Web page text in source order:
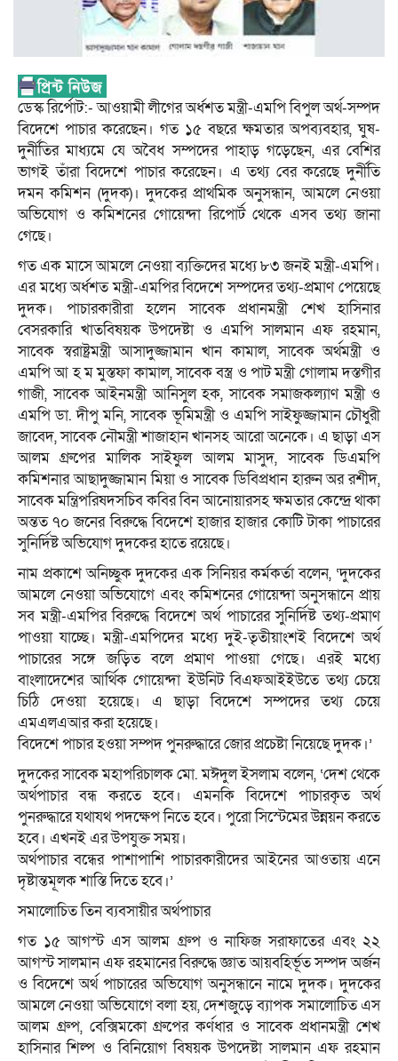
ডেস্ক রির্পোট:- আওয়ামী লীগের অর্ধশত মন্ত্রী-এমপি বিপুল অর্থ-সম্পদ
বিদেশে পাচার করেছেন। গত ১৫ বছরে ক্ষমতার অপব্যবহার, ঘুষ-
দুর্নীতির মাধ্যমে যে অবৈধ সম্পদের পাহাড় গড়েছেন, এর বেশির
ভাগই তাঁরা বিদেশে পাচার করেছেন। এ তথ্য বের করেছে দুর্নীতি
দমন কমিশন (দুদক)। দুদকের প্রাথমিক অনুসন্ধান, আমলে নেওয়া
অভিযোগ ও কমিশনের গোয়েন্দা রিপোর্ট থেকে এসব তথ্য জানা
গেছে।
গত এক মাসে আমলে নেওয়া ব্যক্তিদের মধ্যে ৮৩ জনই মন্ত্রী-এমপি।
এর মধ্যে অর্ধশত মন্ত্রী-এমপির বিদেশে সম্পদের তথ্য-প্রমাণ পেয়েছে
দুদক। পাচারকারীরা হলেন সাবেক প্রধানমন্ত্রী শেখ হাসিনার
বেসরকারি খাতবিষয়ক উপদেষ্টা ও এমপি সালমান এফ রহমান,
সাবেক স্বরাষ্ট্রমন্ত্রী আসাদুজ্জামান খান কামাল, সাবেক অর্থমন্ত্রী ও
এমপি আ হ ম মুস্তফা কামাল, সাবেক বস্ত্র ও পাট মন্ত্রী গোলাম দস্তগীর
গাজী, সাবেক আইনমন্ত্রী আনিসুল হক, সাবেক সমাজকল্যাণ মন্ত্রী ও
এমপি ডা. দীপু মনি, সাবেক ভূমিমন্ত্রী ও এমপি সাইফুজ্জামান চৌধুরী
জাবেদ, সাবেক নৌমন্ত্রী শাজাহান খানসহ আরো অনেকে। এ ছাড়া এস
আলম গ্রুপের মালিক সাইফুল আলম মাসুদ, সাবেক ডিএমপি
কমিশনার আছাদুজ্জামান মিয়া ও সাবেক ডিবিপ্রধান হারুন অর রশীদ,
সাবেক মন্ত্রিপরিষদসচিব কবির বিন আনোয়ারসহ ক্ষমতার কেন্দ্রে থাকা
অন্তত ৭০ জনের বিরুদ্ধে বিদেশে হাজার হাজার কোটি টাকা পাচারের
সুনির্দিষ্ট অভিযোগ দুদকের হাতে রয়েছে।
নাম প্রকাশে অনিচ্ছুক দুদকের এক সিনিয়র কর্মকর্তা বলেন, ‘দুদকের
আমলে নেওয়া অভিযোগে এবং কমিশনের গোয়েন্দা অনুসন্ধানে প্রায়
সব মন্ত্রী-এমপির বিরুদ্ধে বিদেশে অর্থ পাচারের সুনির্দিষ্ট তথ্য-প্রমাণ
পাওয়া যাচ্ছে। মন্ত্রী-এমপিদের মধ্যে দুই-তৃতীয়াংশই বিদেশে অর্থ
পাচারের সঙ্গে জড়িত বলে প্রমাণ পাওয়া গেছে। এরই মধ্যে
বাংলাদেশের আর্থিক গোয়েন্দা ইউনিট বিএফআইইউতে তথ্য চেয়ে
চিঠি দেওয়া হয়েছে। এ ছাড়া বিদেশে সম্পদের তথ্য চেয়ে
এমএলএআর করা হয়েছে।
বিদেশে পাচার হওয়া সম্পদ পুনরুদ্ধারে জোর প্রচেষ্টা নিয়েছে দুদক।’
দুদকের সাবেক মহাপরিচালক মো. মঈদুল ইসলাম বলেন, ‘দেশ থেকে
অর্থপাচার বন্ধ করতে হবে। এমনকি বিদেশে পাচারকৃত অর্থ
পুনরুদ্ধারে যথাযথ পদক্ষেপ নিতে হবে। পুরো সিস্টেমের উন্নয়ন করতে
হবে। এখনই এর উপযুক্ত সময়।
অর্থপাচার বন্ধের পাশাপাশি পাচারকারীদের আইনের আওতায় এনে
দৃষ্টান্তমূলক শাস্তি দিতে হবে।’
সমালোচিত তিন ব্যবসায়ীর অর্থপাচার
গত ১৫ আগস্ট এস আলম গ্রুপ ও নাফিজ সরাফাতের এবং ২২
আগস্ট সালমান এফ রহমানের বিরুদ্ধে জ্ঞাত আয়বহির্ভূত সম্পদ অর্জন
ও বিদেশে অর্থ পাচারের অভিযোগ অনুসন্ধানে নামে দুদক। দুদকের
আমলে নেওয়া অভিযোগে বলা হয়, দেশজুড়ে ব্যাপক সমালোচিত এস
আলম গ্রুপ, বেক্সিমকো গ্রুপের কর্ণধার ও সাবেক প্রধানমন্ত্রী শেখ
হাসিনার শিল্প ও বিনিয়োগ বিষয়ক উপদেষ্টা সালমান এফ রহমান